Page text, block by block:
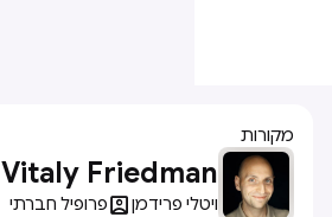
מקורות
Vitaly Friedman
ויטלי פרידמןפרופיל חברתי